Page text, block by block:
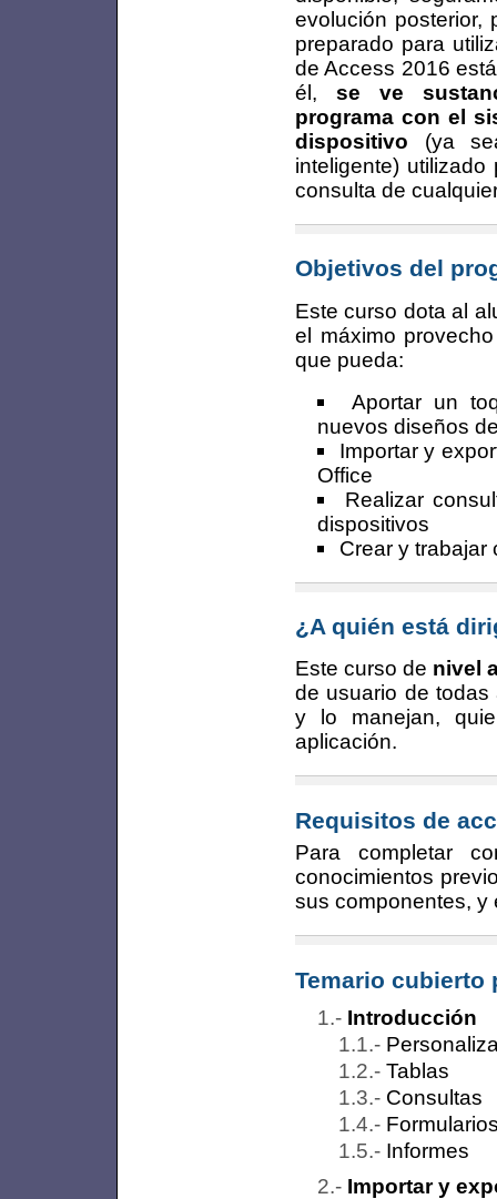
evolución
preparado para
de Access 2016
él, se ve
programa con el
dispositivo (ya
inteligente)
consulta de
Objetivos del
Este curso dota al
el máximo
que pueda:
Aportar un
nuevos diseños
Importar y
Office
Realizar
dispositivos
Crear y trabajar
¿A quién está
Este curso de nivel
de usuario de
y lo manejan,
aplicación.
Requisitos de
Para completar
conocimientos
sus componentes, y
Temario cubierto
Introducción
Tablas
Consultas
Informes
Importar y